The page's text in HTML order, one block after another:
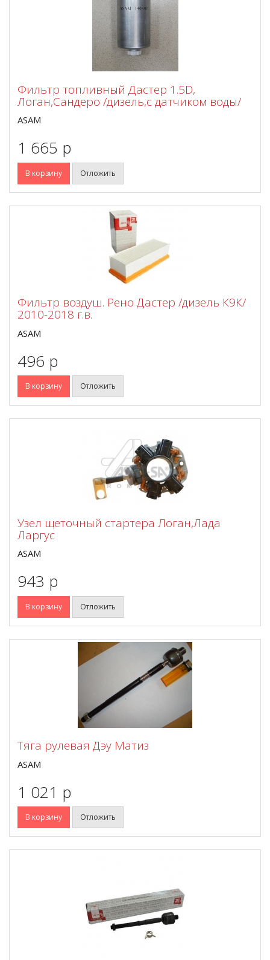
Фильтр топливный Дастер 1.5D,
Логан,Сандеро /дизель,с датчиком воды/
ASAM
1 665 p
В корзину Отложить
Фильтр воздуш. Рено Дастер /дизель К9К/
2010-2018 г.в.
ASAM
496 p
В корзину Отложить
Узел щеточный стартера Логан,Лада
Ларгус
ASAM
943 p
В корзину Отложить
Тяга рулевая Дэу Матиз
ASAM
1 021 p
В корзину Отложить